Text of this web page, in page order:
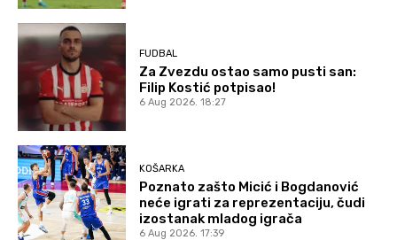
FUDBAL
Za Zvezdu ostao samo pusti san:
Filip Kostić potpisao!
6 Aug 2026. 18:27
KOŠARKA
Poznato zašto Micić i Bogdanović
neće igrati za reprezentaciju, čudi
izostanak mladog igrača
6 Aug 2026. 17:39